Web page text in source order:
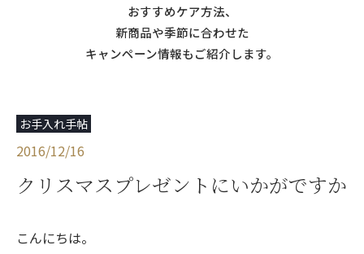
おすすめケア方法、
新商品や季節に合わせた
キャンペーン情報もご紹介します。
お手入れ手帖
2016/12/16
クリスマスプレゼントにいかがですか
こんにちは。